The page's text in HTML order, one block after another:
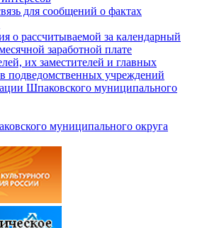
для сообщений о фактах
о рассчитываемой за календарный
заработной плате
их заместителей и главных
подведомственных учреждений
Шпаковского муниципального
муниципального округа